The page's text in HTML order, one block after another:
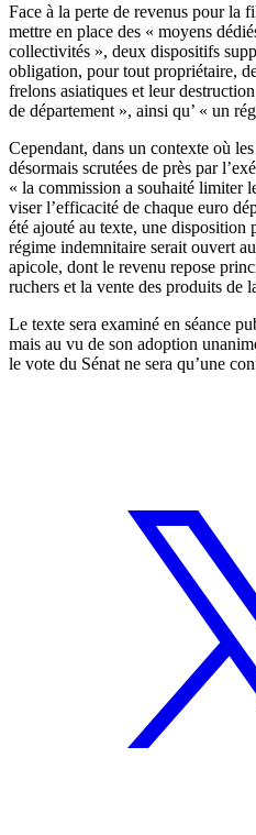
Face à la perte de revenus pour la
mettre en place des « moyens
collectivités », deux dispositifs
obligation, pour tout propriétaire,
frelons asiatiques et leur
de département », ainsi qu’ « un
Cependant, dans un contexte où
désormais scrutées de près par
« la commission a souhaité limiter
viser l’efficacité de chaque euro
été ajouté au texte, une disposition
régime indemnitaire serait ouvert
apicole, dont le revenu repose
ruchers et la vente des produits de
Le texte sera examiné en séance
mais au vu de son adoption
le vote du Sénat ne sera qu’une